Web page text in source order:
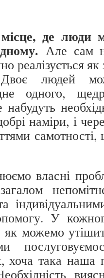
де люди
Але сам
реалізується
людей
одного,
наміри, і
власні
У
можемо
хоча така наша